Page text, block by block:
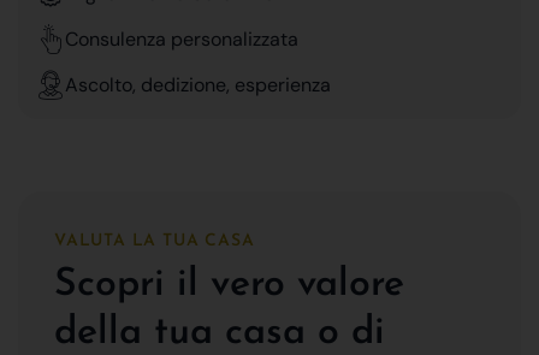
Consulenza personalizzata
Ascolto, dedizione, esperienza
VALUTA LA TUA CASA
Scopri il vero valore
della tua casa o di